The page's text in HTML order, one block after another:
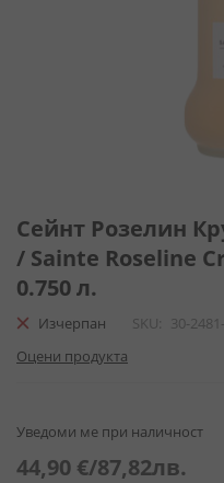
към
началото
на
галерия
снимки
Сейнт Розелин
/ Sainte Roseline
0.750 л.
Изчерпан SKU
30-2481-
Оцени продукта
Уведоми ме при наличност
44,90 €/87,82лв.